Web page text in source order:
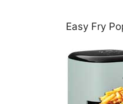
Easy Fry